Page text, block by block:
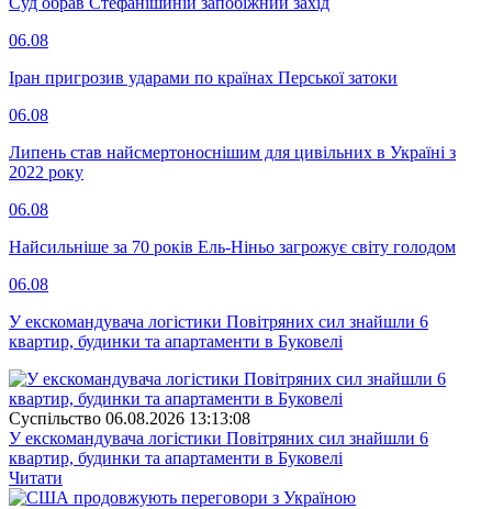
06.08
Іран пригрозив ударами по країнах Перської затоки
06.08
Липень став найсмертоноснішим для цивільних в Україні з
2022 року
06.08
Найсильніше за 70 років Ель-Ніньо загрожує світу голодом
06.08
У екскомандувача логістики Повітряних сил знайшли 6
квартир, будинки та апартаменти в Буковелі
Суспiльство 06.08.2026 13:13:08
У екскомандувача логістики Повітряних сил знайшли 6
квартир, будинки та апартаменти в Буковелі
Читати